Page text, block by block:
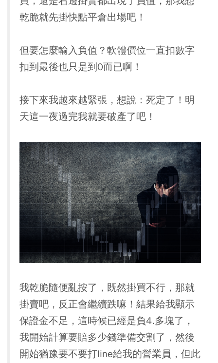
乾脆就先掛快點平倉出場吧！
但要怎麼輸入負值？軟體價位一直扣數字
扣到最後也只是到0而已啊！
接下來我越來越緊張，想說： 死定了！明
天這一夜過完我就要破產了吧！
我乾脆隨便亂按了，既然掛買不行，那就
掛賣吧，反正會繼續跌嘛！結果給我顯示
保證金不足，這時候已經是負4.多塊了，
我開始計算要賠多少錢準備交割了，然後
開始猶豫要不要打line給我的營業員，但此